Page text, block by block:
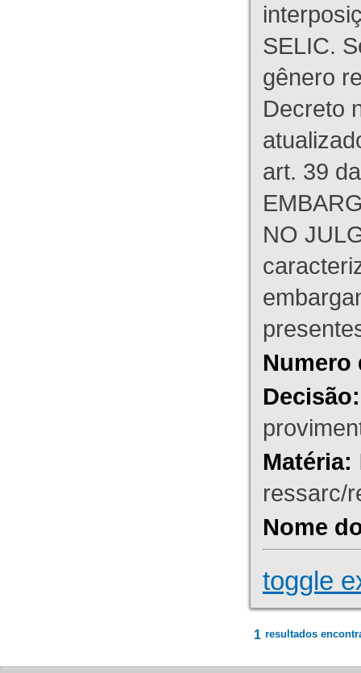
SELIC.
gênero
Decreto
art. 39
NO
Numero
Decisão:
Matéria:
ressarc/
Nome
toggle
1 resultados